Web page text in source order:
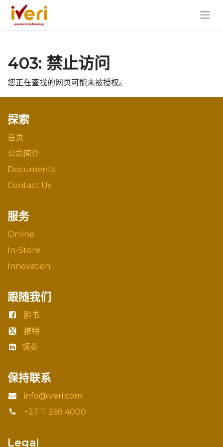
403: 禁止访问
您正在查找的网页可能未被授权。
探索
首页
公司简介
Documents
Contact Us
服务
Online
In-Store
Innovation
跟随我们
脸书
推特
领英
保持联系
info@iveri.com
+27 11 269 4000
Legal